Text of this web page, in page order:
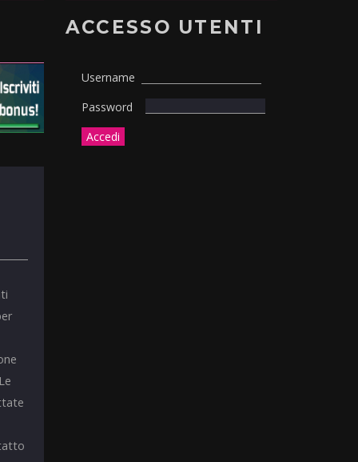
ACCESSO UTENTI
Username
Password